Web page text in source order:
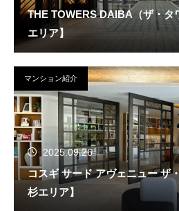
THE TOWERS DAIBA（ザ・タ
エリア】
マンション紹介
2025.09.26
コスギ サード アヴェニュー ザ
杉エリア】